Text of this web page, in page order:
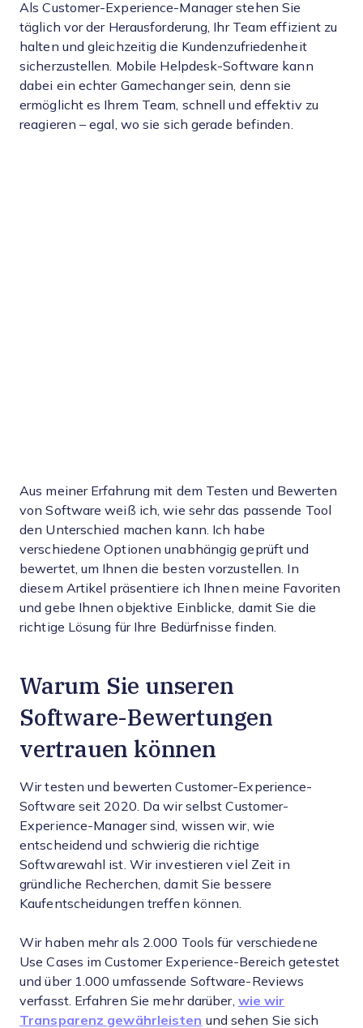
Als Customer-Experience-Manager stehen Sie
täglich vor der Herausforderung, Ihr Team effizient zu
halten und gleichzeitig die Kundenzufriedenheit
sicherzustellen. Mobile Helpdesk-Software kann
dabei ein echter Gamechanger sein, denn sie
ermöglicht es Ihrem Team, schnell und effektiv zu
reagieren – egal, wo sie sich gerade befinden.
Aus meiner Erfahrung mit dem Testen und Bewerten
von Software weiß ich, wie sehr das passende Tool
den Unterschied machen kann. Ich habe
verschiedene Optionen unabhängig geprüft und
bewertet, um Ihnen die besten vorzustellen. In
diesem Artikel präsentiere ich Ihnen meine Favoriten
und gebe Ihnen objektive Einblicke, damit Sie die
richtige Lösung für Ihre Bedürfnisse finden.
Warum Sie unseren
Software-Bewertungen
vertrauen können
Wir testen und bewerten Customer-Experience-
Software seit 2020. Da wir selbst Customer-
Experience-Manager sind, wissen wir, wie
entscheidend und schwierig die richtige
Softwarewahl ist. Wir investieren viel Zeit in
gründliche Recherchen, damit Sie bessere
Kaufentscheidungen treffen können.
Wir haben mehr als 2.000 Tools für verschiedene
Use Cases im Customer Experience-Bereich getestet
und über 1.000 umfassende Software-Reviews
verfasst. Erfahren Sie mehr darüber, wie wir
Transparenz gewährleisten und sehen Sie sich